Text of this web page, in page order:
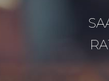
SA
RA